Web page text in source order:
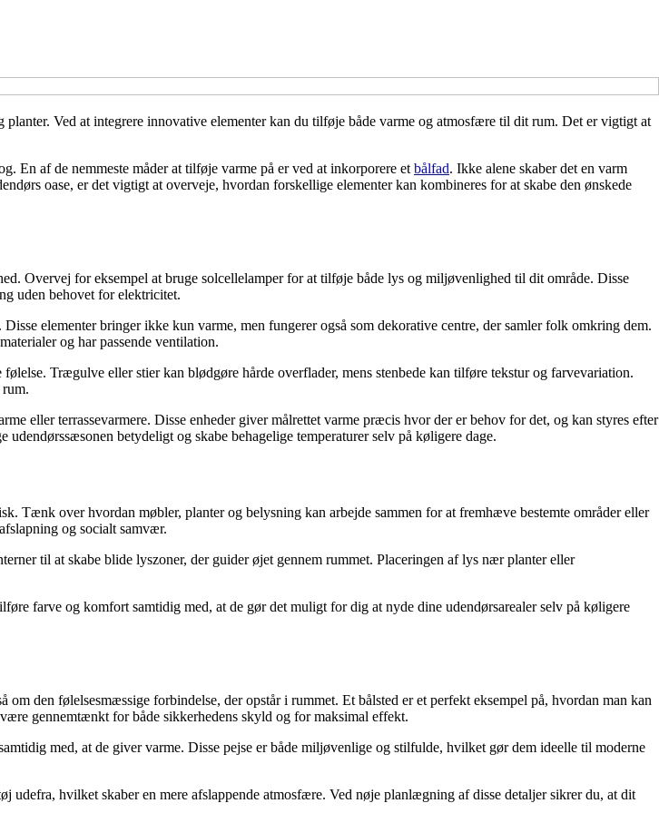
Ved at integrere innovative elementer kan du tilføje både varme og atmosfære til dit rum. Det er vigtigt at
En af de nemmeste måder at tilføje varme på er ved at inkorporere et bålfad. Ikke alene skaber det en varm
oase, er det vigtigt at overveje, hvordan forskellige elementer kan kombineres for at skabe den ønskede
Overvej for eksempel at bruge solcellelamper for at tilføje både lys og miljøvenlighed til dit område. Disse
uden behovet for elektricitet.
elementer bringer ikke kun varme, men fungerer også som dekorative centre, der samler folk omkring dem.
og har passende ventilation.
Trægulve eller stier kan blødgøre hårde overflader, mens stenbede kan tilføre tekstur og farvevariation.
eller terrassevarmere. Disse enheder giver målrettet varme præcis hvor der er behov for det, og kan styres efter
betydeligt og skabe behagelige temperaturer selv på køligere dage.
Tænk over hvordan møbler, planter og belysning kan arbejde sammen for at fremhæve bestemte områder eller
og socialt samvær.
til at skabe blide lyszoner, der guider øjet gennem rummet. Placeringen af lys nær planter eller
farve og komfort samtidig med, at de gør det muligt for dig at nyde dine udendørsarealer selv på køligere
den følelsesmæssige forbindelse, der opstår i rummet. Et bålsted er et perfekt eksempel på, hvordan man kan
gennemtænkt for både sikkerhedens skyld og for maksimal effekt.
med, at de giver varme. Disse pejse er både miljøvenlige og stilfulde, hvilket gør dem ideelle til moderne
udefra, hvilket skaber en mere afslappende atmosfære. Ved nøje planlægning af disse detaljer sikrer du, at dit